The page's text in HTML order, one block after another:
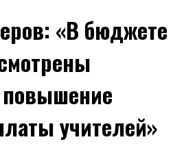
«В бюджете
повышение
учителей»